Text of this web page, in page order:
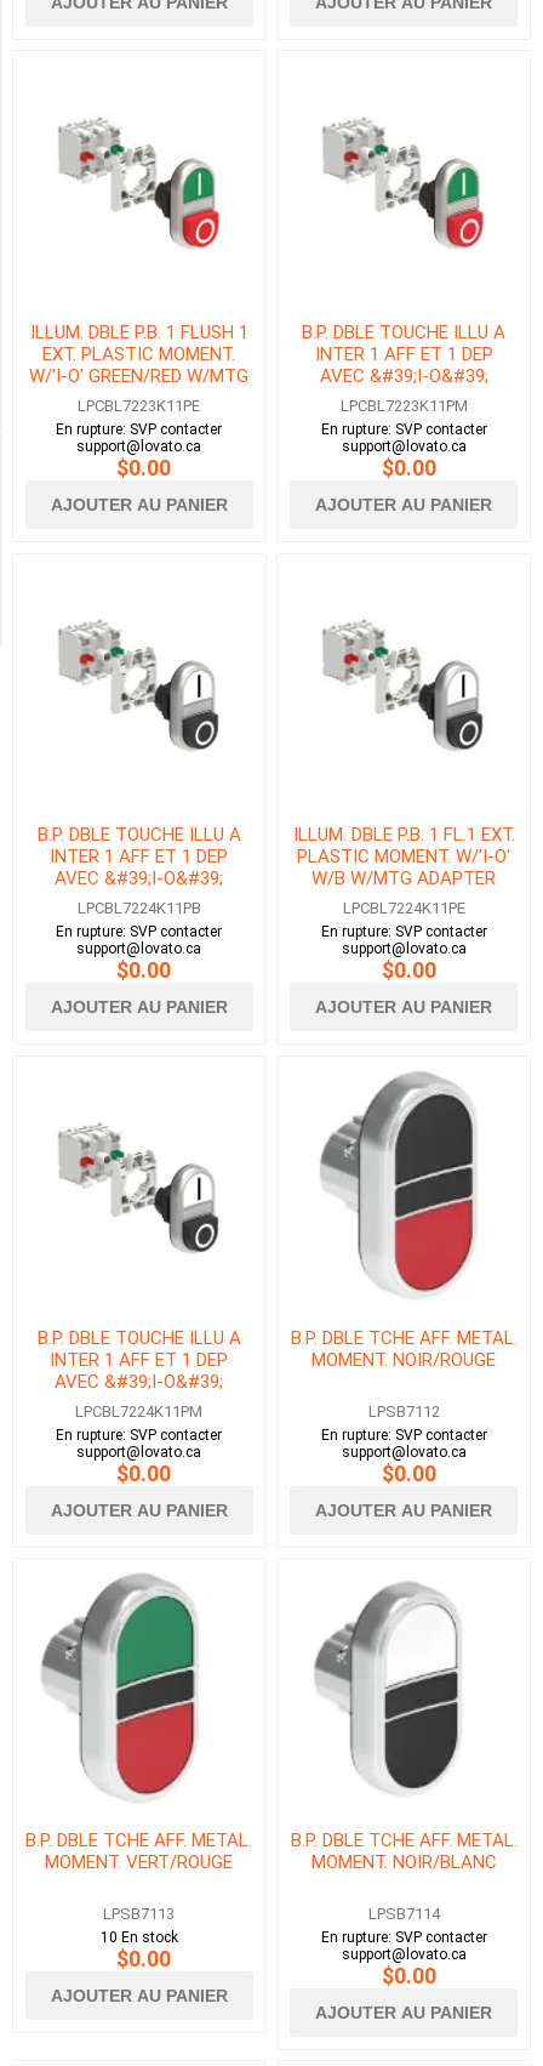
ILLUM. DBLE P.B. 1 FLUSH 1
EXT. PLASTIC MOMENT.
W/'I-O' GREEN/RED W/MTG
ADAPTER 1NO+1NC LED
120V
LPCBL7223K11PE
En rupture: SVP contacter
support@lovato.ca
$0.00
AJOUTER AU PANIER
B.P. DBLE TOUCHE ILLU A
INTER 1 AFF ET 1 DEP
AVEC &#39;I-O&#39;
VERT/ROUGE AVEC EMB. DE
FIX 1NO+1NF DEL 230V
LPCBL7223K11PM
En rupture: SVP contacter
support@lovato.ca
$0.00
AJOUTER AU PANIER
B.P. DBLE TOUCHE ILLU A
INTER 1 AFF ET 1 DEP
AVEC &#39;I-O&#39;
BLANC/NOIR AVEC EMB. DE
FIX 1NO+1NF DEL 24V
LPCBL7224K11PB
En rupture: SVP contacter
support@lovato.ca
$0.00
AJOUTER AU PANIER
ILLUM. DBLE P.B. 1 FL.1 EXT.
PLASTIC MOMENT. W/'I-O'
W/B W/MTG ADAPTER
1NO+1NC LED 120V
LPCBL7224K11PE
En rupture: SVP contacter
support@lovato.ca
$0.00
AJOUTER AU PANIER
B.P. DBLE TOUCHE ILLU A
INTER 1 AFF ET 1 DEP
AVEC &#39;I-O&#39;
BLANC/NOIR AVEC EMB. DE
FIX 1NO+1NF DEL 230V
LPCBL7224K11PM
En rupture: SVP contacter
support@lovato.ca
$0.00
AJOUTER AU PANIER
B.P. DBLE TCHE AFF. METAL.
MOMENT. NOIR/ROUGE
LPSB7112
En rupture: SVP contacter
support@lovato.ca
$0.00
AJOUTER AU PANIER
B.P. DBLE TCHE AFF. METAL.
MOMENT. VERT/ROUGE
LPSB7113
10 En stock
$0.00
AJOUTER AU PANIER
B.P. DBLE TCHE AFF. METAL.
MOMENT. NOIR/BLANC
LPSB7114
En rupture: SVP contacter
support@lovato.ca
$0.00
AJOUTER AU PANIER
STOP
FLÈCHE
(36)
MORE
Availability
Stock